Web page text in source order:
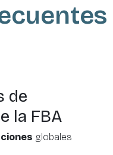
de
la FBA
globales